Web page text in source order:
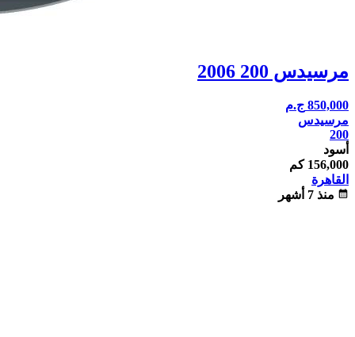
مرسيدس 200 2006
850,000 ج.م
مرسيدس
200
أسود
156,000 كم
القاهرة
calendar_month منذ 7 أشهر